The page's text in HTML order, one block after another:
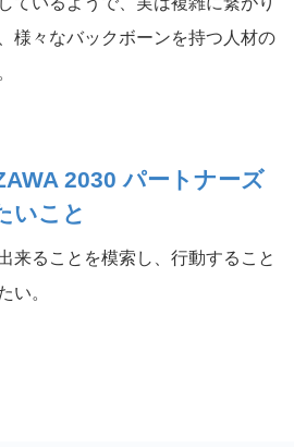
様々なバックボーンを持つ人材の
2030 パートナーズ
いこと
来ることを模索し、行動すること
い。